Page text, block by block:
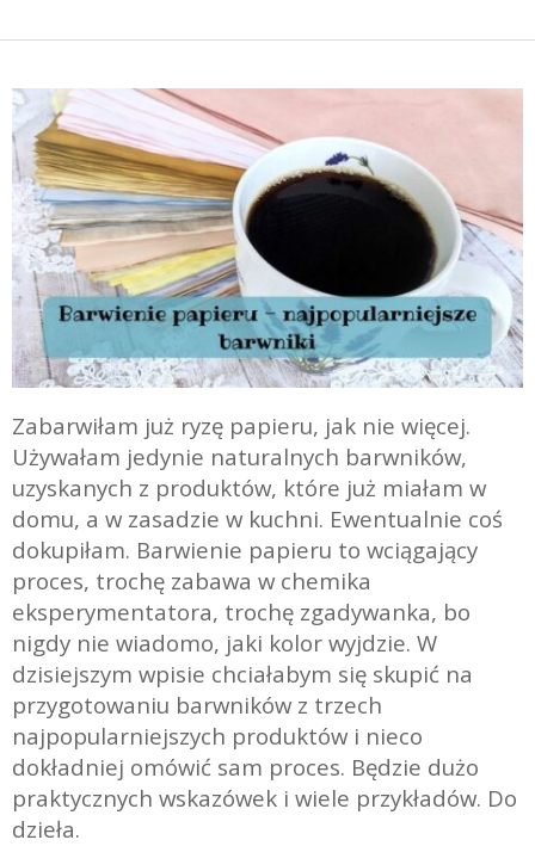
Zabarwiłam już ryzę papieru, jak nie więcej.
Używałam jedynie naturalnych barwników,
uzyskanych z produktów, które już miałam w
domu, a w zasadzie w kuchni. Ewentualnie coś
dokupiłam. Barwienie papieru to wciągający
proces, trochę zabawa w chemika
eksperymentatora, trochę zgadywanka, bo
nigdy nie wiadomo, jaki kolor wyjdzie. W
dzisiejszym wpisie chciałabym się skupić na
przygotowaniu barwników z trzech
najpopularniejszych produktów i nieco
dokładniej omówić sam proces. Będzie dużo
praktycznych wskazówek i wiele przykładów. Do
dzieła.